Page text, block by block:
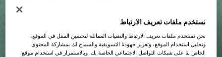
نستخدم ملفات تعريف الارتباط
نحن نستخدم ملفات تعريف الارتباط والتقنيات المماثلة لتحسين التنقل في الموقع،
وتحليل استخدام الموقع، وتعزيز جهودنا التسويقية والسماح لك بمشاركة المحتوى
الخاص بنا على شبكات التواصل الاجتماعي الخاصة بك. وبالاستمرار في استخدام موقع